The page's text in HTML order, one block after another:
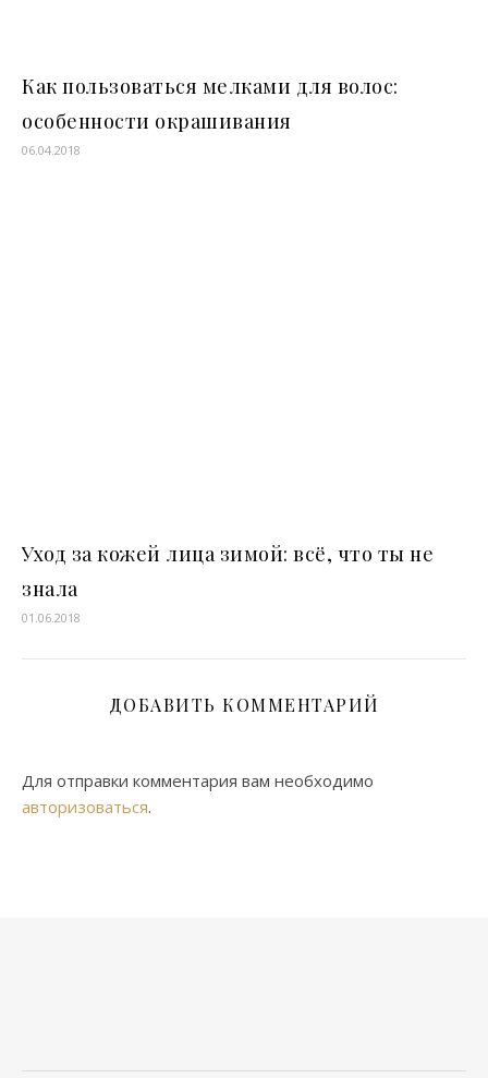
Как пользоваться мелками для волос:
особенности окрашивания
06.04.2018
Уход за кожей лица зимой: всё, что ты не
знала
01.06.2018
ДОБАВИТЬ КОММЕНТАРИЙ
Для отправки комментария вам необходимо
авторизоваться.